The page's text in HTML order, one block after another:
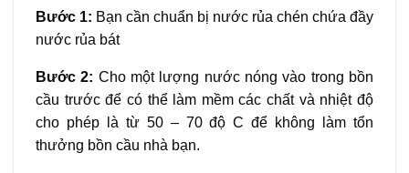
Bước 1: Bạn cần chuẩn bị nước rủa chén chứa đầy
nước rủa bát
Bước 2: Cho một lượng nước nóng vào trong bồn
cầu trước để có thể làm mềm các chất và nhiệt độ
cho phép là từ 50 – 70 độ C để không làm tổn
thưởng bồn cầu nhà bạn.